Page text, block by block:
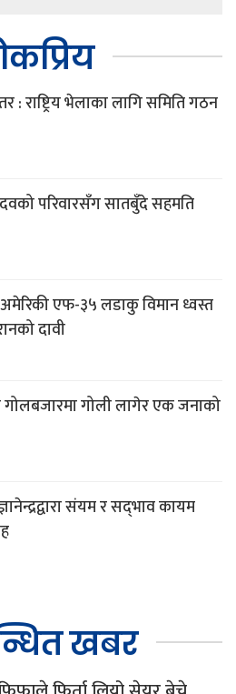
: राष्ट्रिय भेलाका लागि समिति गठन
परिवारसँग सातबुँदे सहमति
एफ-३५ लडाकु विमान ध्वस्त
दावी
गोलबजारमा गोली लागेर एक जनाको
संयम र सद्‌भाव कायम
खबर